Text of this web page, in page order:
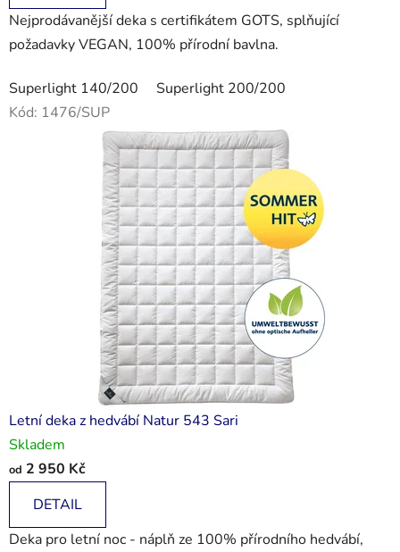
Nejprodávanější deka s certifikátem GOTS, splňující
požadavky VEGAN, 100% přírodní bavlna.
Superlight 140/200
Superlight 200/200
Kód: 1476/SUP
Letní deka z hedvábí Natur 543 Sari
Skladem
od 2 950 Kč
DETAIL
Deka pro letní noc - náplň ze 100% přírodního hedvábí,